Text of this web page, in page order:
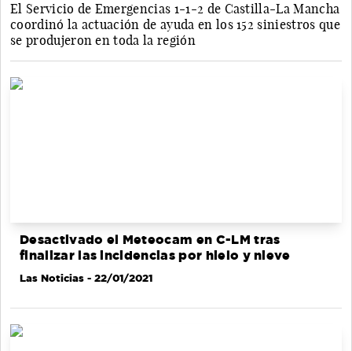
El Servicio de Emergencias 1-1-2 de Castilla-La Mancha
coordinó la actuación de ayuda en los 152 siniestros que
se produjeron en toda la región
Desactivado el Meteocam en C-LM tras
finalizar las incidencias por hielo y nieve
Las Noticias - 22/01/2021